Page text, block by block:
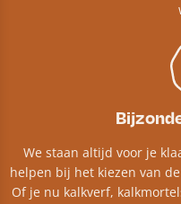
We staan altijd voor je
helpen bij het kiezen van
Of je nu kalkverf,